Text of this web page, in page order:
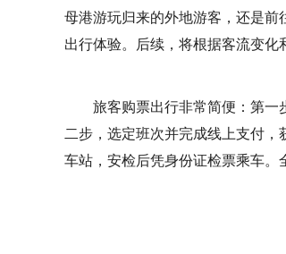
母港游玩归来的外地游客，还是
出行体验。后续，将根据客流变化
旅客购票出行非常简便：第一
二步，选定班次并完成线上支付
车站，安检后凭身份证检票乘车。